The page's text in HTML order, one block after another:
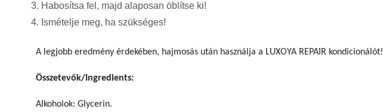
3. Habosítsa fel, majd alaposan öblítse ki!
4. Ismételje meg, ha szükséges!
A legjobb eredmény érdekében, hajmosás után használja a LUXOYA REPAIR kondicionálót!
Összetevők/Ingredients:
Alkoholok: Glycerin.